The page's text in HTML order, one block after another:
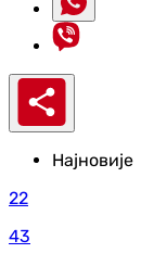
Најновије
22
43